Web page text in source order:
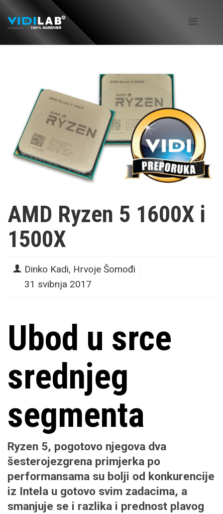
AMD Ryzen 5 1600X i
1500X
Dinko Kadi, Hrvoje Šomođi
31 svibnja 2017
Ubod u srce
srednjeg
segmenta
Ryzen 5, pogotovo njegova dva
šesterojezgrena primjerka po
performansama su bolji od konkurencije
iz Intela u gotovo svim zadacima, a
smanjuje se i razlika i prednost plavog